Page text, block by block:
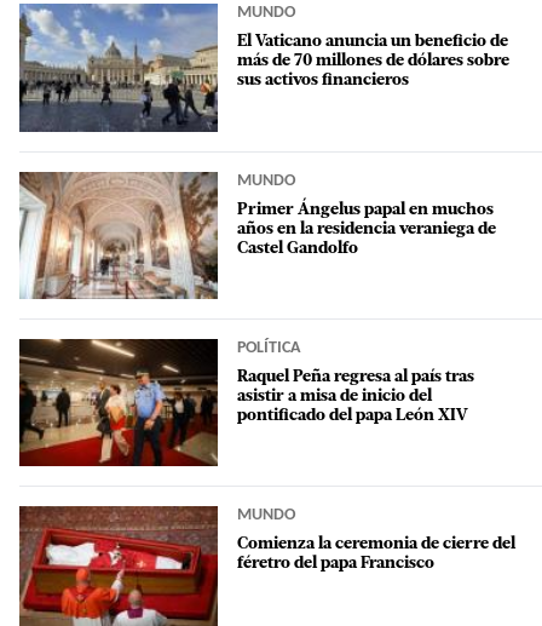
MUNDO
El Vaticano anuncia un beneficio de
más de 70 millones de dólares sobre
sus activos financieros
MUNDO
Primer Ángelus papal en muchos
años en la residencia veraniega de
Castel Gandolfo
POLÍTICA
Raquel Peña regresa al país tras
asistir a misa de inicio del
pontificado del papa León XIV
MUNDO
Comienza la ceremonia de cierre del
féretro del papa Francisco